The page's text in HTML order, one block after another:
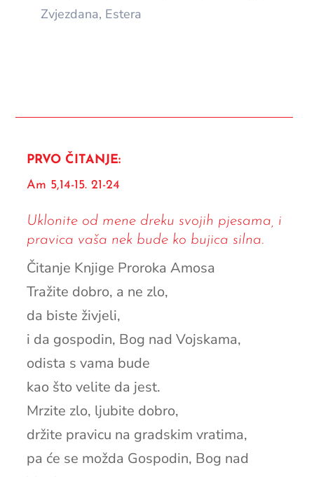
Zvjezdana, Estera
PRVO ČITANJE:
Am 5,14-15. 21-24
Uklonite od mene dreku svojih pjesama, i
pravica vaša nek bude ko bujica silna.
Čitanje Knjige Proroka Amosa
Tražite dobro, a ne zlo,
da biste živjeli,
i da gospodin, Bog nad Vojskama,
odista s vama bude
kao što velite da jest.
Mrzite zlo, ljubite dobro,
držite pravicu na gradskim vratima,
pa će se možda Gospodin, Bog nad